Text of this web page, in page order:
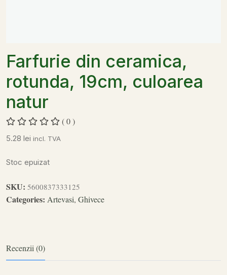
Farfurie din ceramica,
rotunda, 19cm, culoarea
natur
( 0 )
5.28 lei incl. TVA
Stoc epuizat
SKU: 5600837333125
Categories: Artevasi, Ghivece
Recenzii (0)